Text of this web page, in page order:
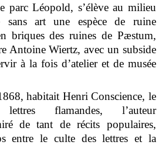
parc Léopold, s’élève au milieu
sans art une espèce de ruine
briques des ruines de Pæstum,
Antoine Wiertz, avec un subside
à la fois d’atelier et de musée
habitait Henri Conscience, le
flamandes, l’auteur
de tant de récits populaires,
entre le culte des lettres et la